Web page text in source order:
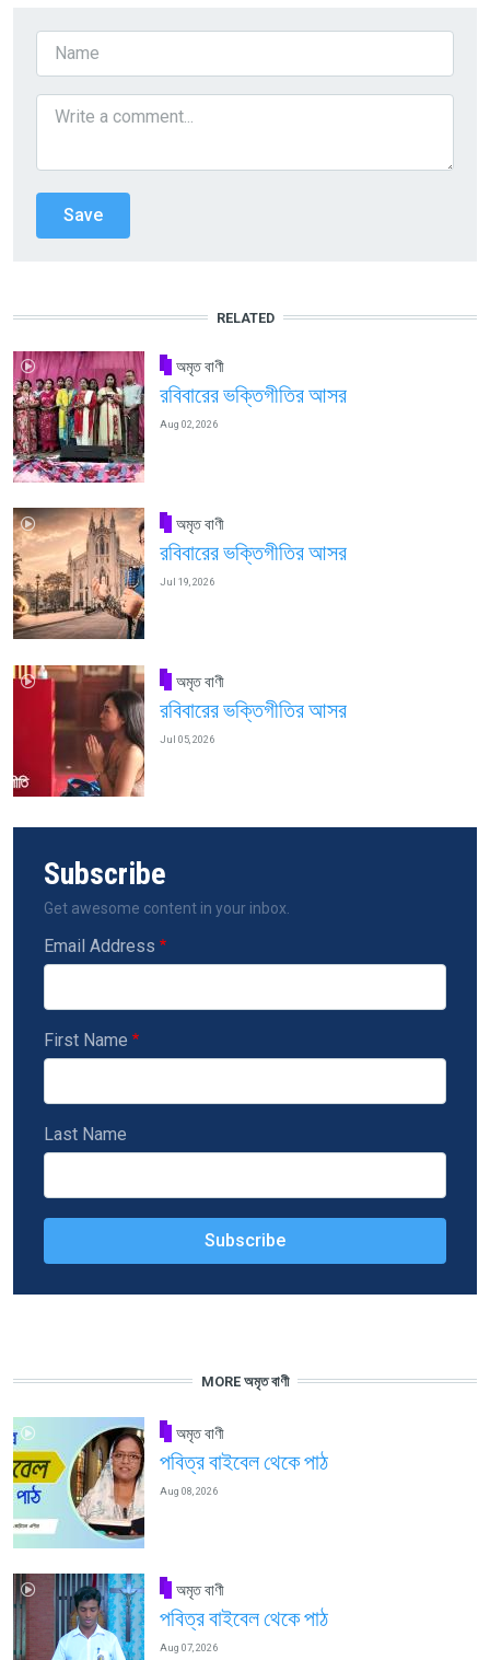
RELATED
অমৃত বাণী
রবিবারের ভক্তিগীতির আসর
Aug 02, 2026
অমৃত বাণী
রবিবারের ভক্তিগীতির আসর
Jul 19, 2026
অমৃত বাণী
রবিবারের ভক্তিগীতির আসর
Jul 05, 2026
Subscribe
Get awesome content in your inbox.
Email Address
First Name
Last Name
MORE অমৃত বাণী
অমৃত বাণী
পবিত্র বাইবেল থেকে পাঠ
Aug 08, 2026
অমৃত বাণী
পবিত্র বাইবেল থেকে পাঠ
Aug 07, 2026